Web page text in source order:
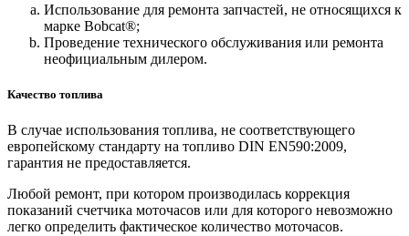
Использование для ремонта запчастей, не относящихся к
марке Bobcat®;
Проведение технического обслуживания или ремонта
неофициальным дилером.
Качество топлива
В случае использования топлива, не соответствующего
европейскому стандарту на топливо DIN EN590:2009,
гарантия не предоставляется.
Любой ремонт, при котором производилась коррекция
показаний счетчика моточасов или для которого невозможно
легко определить фактическое количество моточасов.